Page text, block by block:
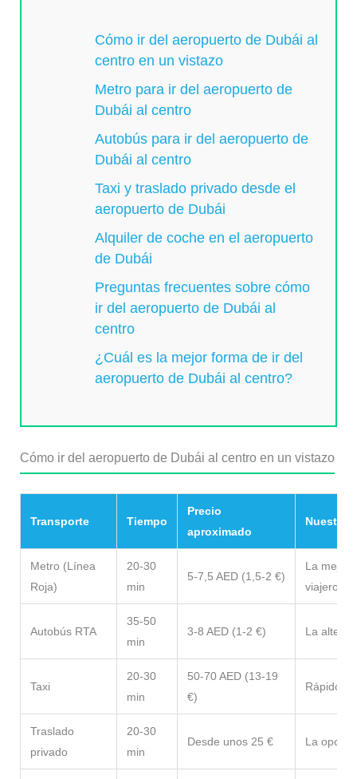
Cómo ir del aeropuerto de Dubái al
centro en un vistazo
Metro para ir del aeropuerto de
Dubái al centro
Autobús para ir del aeropuerto de
Dubái al centro
Taxi y traslado privado desde el
aeropuerto de Dubái
Alquiler de coche en el aeropuerto
de Dubái
Preguntas frecuentes sobre cómo
ir del aeropuerto de Dubái al
centro
¿Cuál es la mejor forma de ir del
aeropuerto de Dubái al centro?
Cómo ir del aeropuerto de Dubái al centro en un vistazo
Transporte Tiempo
Precio
aproximado
Nuestra
Metro (Línea
Roja)
20-30
min
5-7,5 AED (1,5-2 €)
La mejor
viajeros
Autobús RTA
35-50
min
3-8 AED (1-2 €) La
Taxi
20-30
min
50-70 AED (13-19
€)
Rápido y
Traslado
privado
20-30
min
Desde unos 25 € La